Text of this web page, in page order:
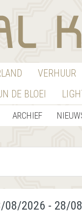
VERHUUR
DE BLOEI
ARCHIEF
08/2026 - 28/